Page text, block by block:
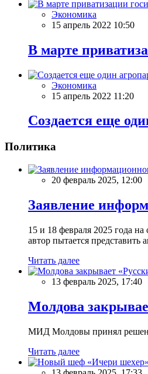
Экономика
15 апрель 2022 10:50
В марте
Экономика
15 апрель 2022 11:20
Создается еще
Политика
20 февраль 2025, 12:00
Заявление
15 и 18 февраля 2025 года
автор пытается
Читать далее
13 февраль 2025, 17:40
Молдова
МИД Молдовы принял
Читать далее